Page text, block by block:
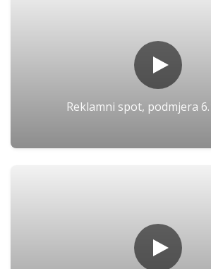
Reklamni spot, podmjera